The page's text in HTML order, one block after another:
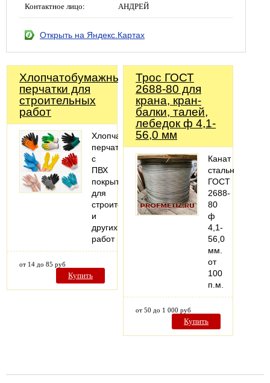
Контактное лицо: АНДРЕЙ
Открыть на Яндекс.Картах
Хлопчатобумажные
перчатки для
строительных
работ
Хлопчатобумажные
перчатки
с
ПВХ
покрытием
для
строительных
и
других
работ
от 14 до 85 руб
Купить
Трос ГОСТ
2688-80 для
крана, кран-
балки, талей,
лебедок ф 4,1-
56,0 мм
Канат
стальной
ГОСТ
2688-
80
ф
4,1-
56,0
мм.
от
100
п.м.
от 50 до 1 000 руб
Купить